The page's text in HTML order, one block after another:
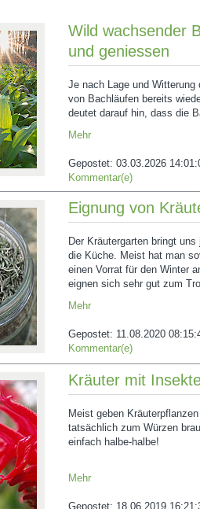
Wild wachsender
und geniessen
Je nach Lage und
von Bachläufen bereits
deutet darauf hin, dass die
Mehr
Gepostet: 03.03.2026
Kommentar(e)
Eignung von
Der Kräutergarten bringt
die Küche. Meist hat man
einen Vorrat für den Winter
eignen sich sehr gut zum
Mehr
Gepostet: 11.08.2020
Kommentar(e)
Kräuter mit
Meist geben
tatsächlich zum Würzen
einfach halbe-halbe!
Mehr
Gepostet: 18.06.2019